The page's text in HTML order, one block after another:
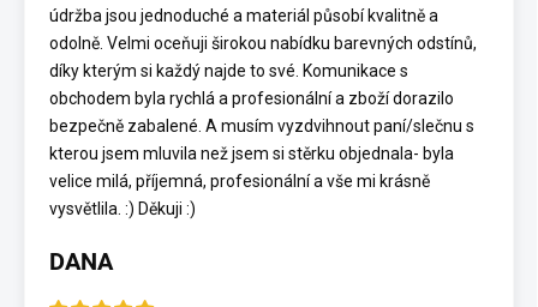
údržba jsou jednoduché a materiál působí kvalitně a
odolně. Velmi oceňuji širokou nabídku barevných odstínů,
díky kterým si každý najde to své. Komunikace s
obchodem byla rychlá a profesionální a zboží dorazilo
bezpečně zabalené. A musím vyzdvihnout paní/slečnu s
kterou jsem mluvila než jsem si stěrku objednala- byla
velice milá, příjemná, profesionální a vše mi krásně
vysvětlila. :) Děkuji :)
DANA